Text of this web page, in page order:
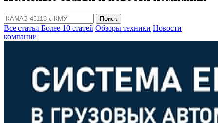
Поиск
Все статьи Более 10 статей Обзоры техники Новости
компании